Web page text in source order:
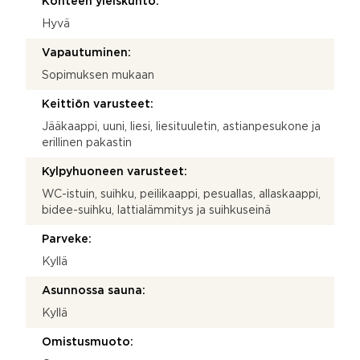
Hyvä
Vapautuminen:
Sopimuksen mukaan
Keittiön varusteet:
Jääkaappi, uuni, liesi, liesituuletin, astianpesukone ja
erillinen pakastin
Kylpyhuoneen varusteet:
WC-istuin, suihku, peilikaappi, pesuallas, allaskaappi,
bidee-suihku, lattialämmitys ja suihkuseinä
Parveke:
Kyllä
Asunnossa sauna:
Kyllä
Omistusmuoto: